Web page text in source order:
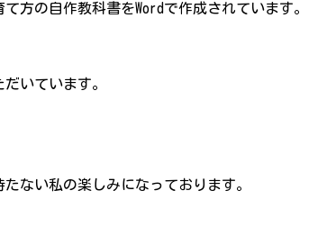
方の自作教科書をWordで作成されています。
いています。
ない私の楽しみになっております。